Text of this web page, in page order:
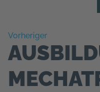
Vorheriger